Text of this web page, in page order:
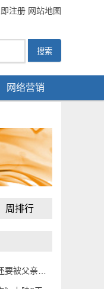
注册 网站地图
网络营销
周排行